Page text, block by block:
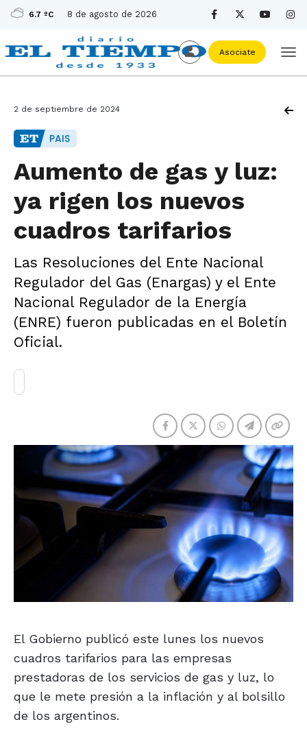
6.7 ºC 8 de agosto de 2026
Asociate
2 de septiembre de 2024
PAIS
Aumento de gas y luz:
ya rigen los nuevos
cuadros tarifarios
Las Resoluciones del Ente Nacional
Regulador del Gas (Enargas) y el Ente
Nacional Regulador de la Energía
(ENRE) fueron publicadas en el Boletín
Oficial.
El Gobierno publicó este lunes los nuevos
cuadros tarifarios para las empresas
prestadoras de los servicios de gas y luz, lo
que le mete presión a la inflación y al bolsillo
de los argentinos.